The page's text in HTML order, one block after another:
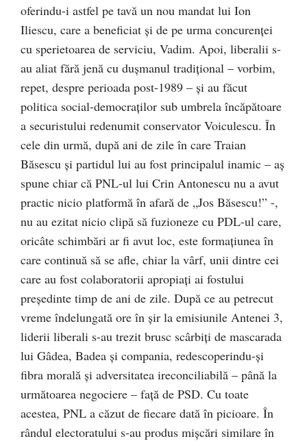
oferindu-i astfel pe tavă un nou mandat lui Ion
Iliescu, care a beneficiat şi de pe urma concurenţei
cu sperietoarea de serviciu, Vadim. Apoi, liberalii s-
au aliat fără jenă cu duşmanul tradiţional – vorbim,
repet, despre perioada post-1989 – şi au făcut
politica social-democraţilor sub umbrela încăpătoare
a securistului redenumit conservator Voiculescu. În
cele din urmă, după ani de zile în care Traian
Băsescu şi partidul lui au fost principalul inamic – aş
spune chiar că PNL-ul lui Crin Antonescu nu a avut
practic nicio platformă în afară de „Jos Băsescu!” -,
nu au ezitat nicio clipă să fuzioneze cu PDL-ul care,
oricâte schimbări ar fi avut loc, este formaţiunea în
care continuă să se afle, chiar la vârf, unii dintre cei
care au fost colaboratorii apropiaţi ai fostului
preşedinte timp de ani de zile. După ce au petrecut
vreme îndelungată ore în şir la emisiunile Antenei 3,
liderii liberali s-au trezit brusc scârbiţi de mascarada
lui Gâdea, Badea şi compania, redescoperindu-şi
fibra morală şi adversitatea ireconciliabilă – până la
următoarea negociere – faţă de PSD. Cu toate
acestea, PNL a căzut de fiecare dată în picioare. În
rândul electoratului s-au produs mişcări similare în